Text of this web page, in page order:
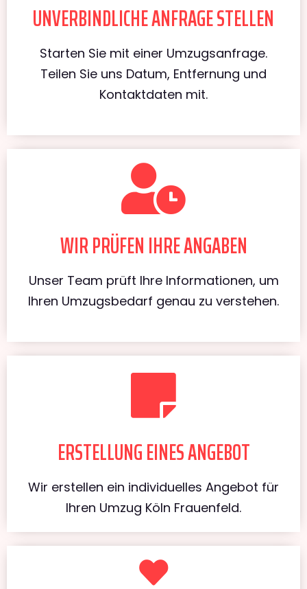
UNVERBINDLICHE ANFRAGE STELLEN
Starten Sie mit einer Umzugsanfrage.
Teilen Sie uns Datum, Entfernung und
Kontaktdaten mit.
WIR PRÜFEN IHRE ANGABEN
Unser Team prüft Ihre Informationen, um
Ihren Umzugsbedarf genau zu verstehen.
ERSTELLUNG EINES ANGEBOT
Wir erstellen ein individuelles Angebot für
Ihren Umzug Köln Frauenfeld.